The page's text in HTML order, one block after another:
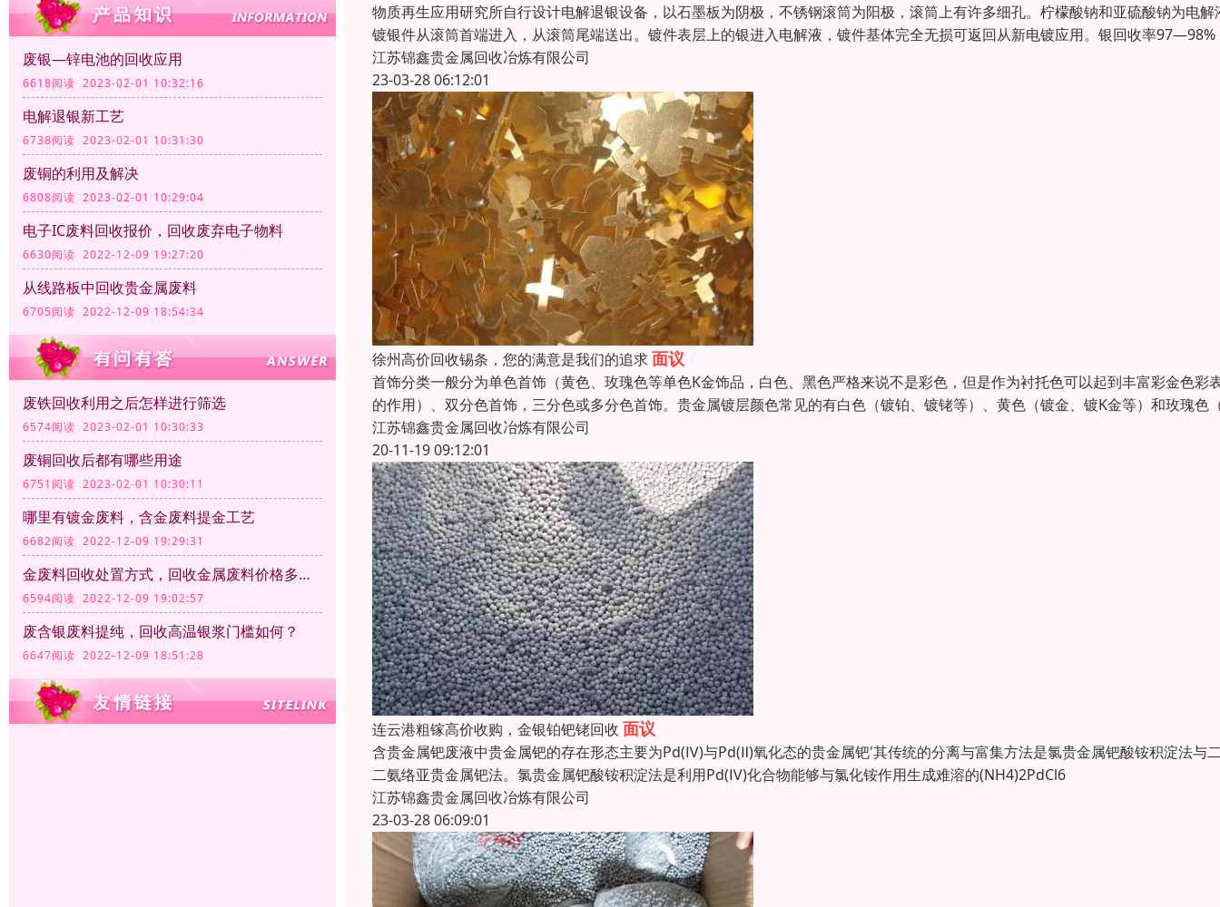
废银—锌电池的回收应用
6618阅读 2023-02-01 10:32:16
电解退银新工艺
6738阅读 2023-02-01 10:31:30
废铜的利用及解决
6808阅读 2023-02-01 10:29:04
电子IC废料回收报价，回收废弃电子物料
6630阅读 2022-12-09 19:27:20
从线路板中回收贵金属废料
6705阅读 2022-12-09 18:54:34
废铁回收利用之后怎样进行筛选
6574阅读 2023-02-01 10:30:33
废铜回收后都有哪些用途
6751阅读 2023-02-01 10:30:11
哪里有镀金废料，含金废料提金工艺
6682阅读 2022-12-09 19:29:31
金废料回收处置方式，回收金属废料价格多少钱一公斤？
6594阅读 2022-12-09 19:02:57
废含银废料提纯，回收高温银浆门槛如何？
6647阅读 2022-12-09 18:51:28
物质再生应用研究所自行设计电解退银设备，以石墨板为阴极，不锈钢滚筒为阳极，滚筒上有许多细孔。柠檬酸钠和亚硫酸钠为电解
镀银件从滚筒首端进入，从滚筒尾端送出。镀件表层上的银进入电解液，镀件基体完全无损可返回从新电镀应用。银回收率97—98%
江苏锦鑫贵金属回收冶炼有限公司
23-03-28 06:12:01
徐州高价回收锡条，您的满意是我们的追求面议
首饰分类一般分为单色首饰（黄色、玫瑰色等单色K金饰品，白色、黑色严格来说不是彩色，但是作为衬托色可以起到丰富彩金色彩
的作用）、双分色首饰，三分色或多分色首饰。贵金属镀层颜色常见的有白色（镀铂、镀铑等）、黄色（镀金、镀K金等）和玫瑰色
江苏锦鑫贵金属回收冶炼有限公司
20-11-19 09:12:01
连云港粗镓高价收购，金银铂钯铑回收 面议
含贵金属钯废液中贵金属钯的存在形态主要为Pd(Ⅳ)与Pd(Ⅱ)氧化态的贵金属钯'其传统的分离与富集方法是氯贵金属钯酸铵积淀法与
二氨络亚贵金属钯法。氯贵金属钯酸铵积淀法是利用Pd(Ⅳ)化合物能够与氯化铵作用生成难溶的(NH4)2PdCl6
江苏锦鑫贵金属回收冶炼有限公司
23-03-28 06:09:01